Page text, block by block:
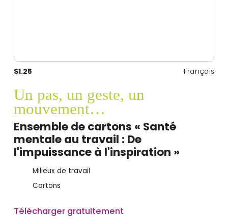
$1.25 Français
Un pas, un geste, un
mouvement…
Ensemble de cartons « Santé
mentale au travail : De
l'impuissance à l'inspiration »
Milieux de travail
Cartons
Télécharger gratuitement